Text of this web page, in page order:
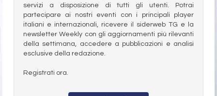
servizi a disposizione di tutti gli utenti. Potrai
partecipare ai nostri eventi con i principali player
italiani e internazionali, ricevere il siderweb TG e la
newsletter Weekly con gli aggiornamenti più rilevanti
della settimana, accedere a pubblicazioni e analisi
esclusive della redazione.
Registrati ora.